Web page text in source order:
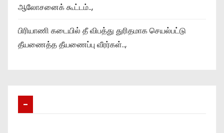
ஆலோசனைக் கூட்டம்..,
பிரியாணி கடையில் தீ விபத்து துரிதமாக செயல்பட்டு
தீயணைத்த தீயணைப்பு வீரர்கள்..,
–